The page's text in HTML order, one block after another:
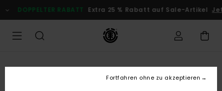
zur
Produktinformation
DOPPELTER RABATT Extra 25 % Rabatt auf Sale-Artikel
Fortfahren ohne zu akzeptieren